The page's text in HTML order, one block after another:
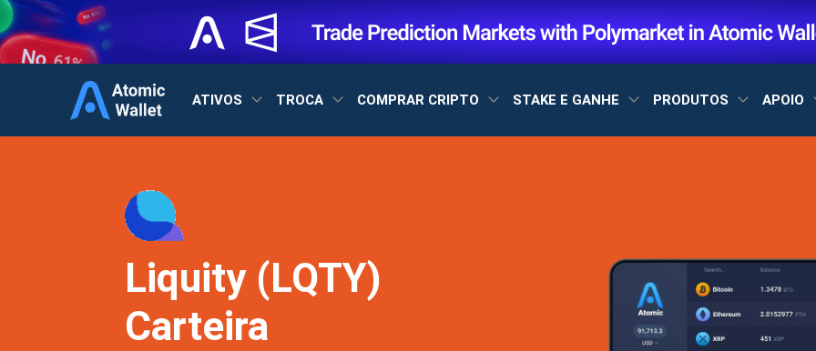
ATIVOS TROCA COMPRAR CRIPTO STAKE E GANHE PRODUTOS APOIO
Liquity (LQTY)
Carteira